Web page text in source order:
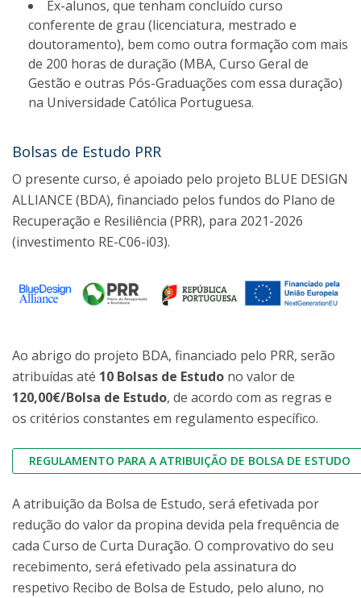
Ex-alunos, que tenham concluído curso
conferente de grau (licenciatura, mestrado e
doutoramento), bem como outra formação com mais
de 200 horas de duração (MBA, Curso Geral de
Gestão e outras Pós-Graduações com essa duração)
na Universidade Católica Portuguesa.
Bolsas de Estudo PRR
O presente curso, é apoiado pelo projeto BLUE DESIGN
ALLIANCE (BDA), financiado pelos fundos do Plano de
Recuperação e Resiliência (PRR), para 2021-2026
(investimento RE-C06-i03).
Ao abrigo do projeto BDA, financiado pelo PRR, serão
atribuídas até 10 Bolsas de Estudo no valor de
120,00€/Bolsa de Estudo, de acordo com as regras e
os critérios constantes em regulamento específico.
REGULAMENTO PARA A ATRIBUIÇÃO DE BOLSA DE ESTUDO
A atribuição da Bolsa de Estudo, será efetivada por
redução do valor da propina devida pela frequência de
cada Curso de Curta Duração. O comprovativo do seu
recebimento, será efetivado pela assinatura do
respetivo Recibo de Bolsa de Estudo, pelo aluno, no